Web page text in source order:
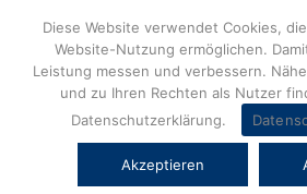
springen
Herstellerneutrale ERP
Diese Website verwendet Cookies,
Website-Nutzung ermöglichen.
Leistung messen und verbessern.
und zu Ihren Rechten als Nutzer
Datenschutzerklärung.
Akzeptieren